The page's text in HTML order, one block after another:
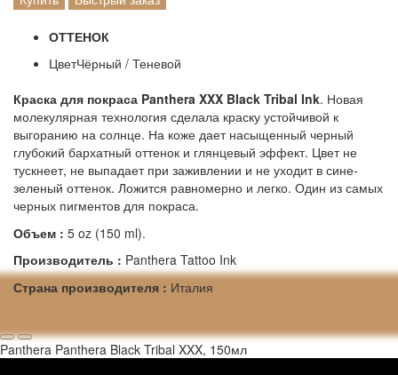
ОТТЕНОК
ЦветЧёрный / Теневой
Краска для покраса Panthera XXX Black Tribal Ink. Новая
молекулярная технология сделала краску устойчивой к
выгоранию на солнце. На коже дает насыщенный черный
глубокий бархатный оттенок и глянцевый эффект. Цвет не
тускнеет, не выпадает при заживлении и не уходит в сине-
зеленый оттенок. Ложится равномерно и легко. Один из самых
черных пигментов для покраса.
Объем : 5 oz (150 ml).
Производитель : Panthera Tattoo Ink
Страна производителя : Италия
Panthera Panthera Black Tribal XXX, 150мл